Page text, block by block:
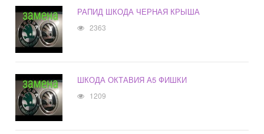
РАПИД ШКОДА ЧЕРНАЯ КРЫША
2363
ШКОДА ОКТАВИЯ А5 ФИШКИ
1209